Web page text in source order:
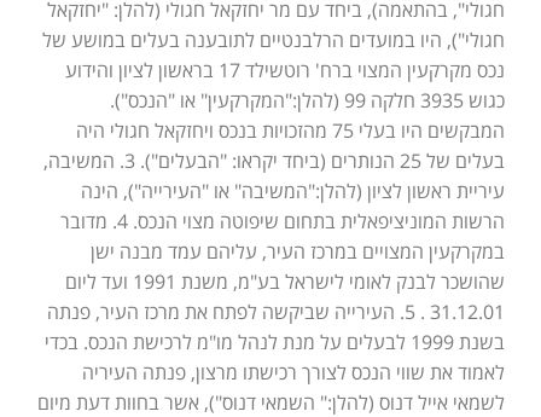
חגולי", בהתאמה), ביחד עם מר יחזקאל חגולי (להלן: "יחזקאל
חגולי"), היו במועדים הרלבנטיים לתובענה בעלים במושע של
נכס מקרקעין המצוי ברח' רוטשילד 17 בראשון לציון והידוע
כגוש 3935 חלקה 99 (להלן:"המקרקעין" או "הנכס").
המבקשים היו בעלי 75 מהזכויות בנכס ויחזקאל חגולי היה
בעלים של 25 הנותרים (ביחד יקראו: "הבעלים"). 3. המשיבה,
עיריית ראשון לציון (להלן:"המשיבה" או "העירייה"), הינה
הרשות המוניציפאלית בתחום שיפוטה מצוי הנכס. 4. מדובר
במקרקעין המצויים במרכז העיר, עליהם עמד מבנה ישן
שהושכר לבנק לאומי לישראל בע"מ, משנת 1991 ועד ליום
31.12.01 . 5. העירייה שביקשה לפתח את מרכז העיר, פנתה
בשנת 1999 לבעלים על מנת לנהל מו"מ לרכישת הנכס. בכדי
לאמוד את שווי הנכס לצורך רכישתו מרצון, פנתה העיריה
לשמאי אייל דנוס (להלן:" השמאי דנוס"), אשר בחוות דעת מיום